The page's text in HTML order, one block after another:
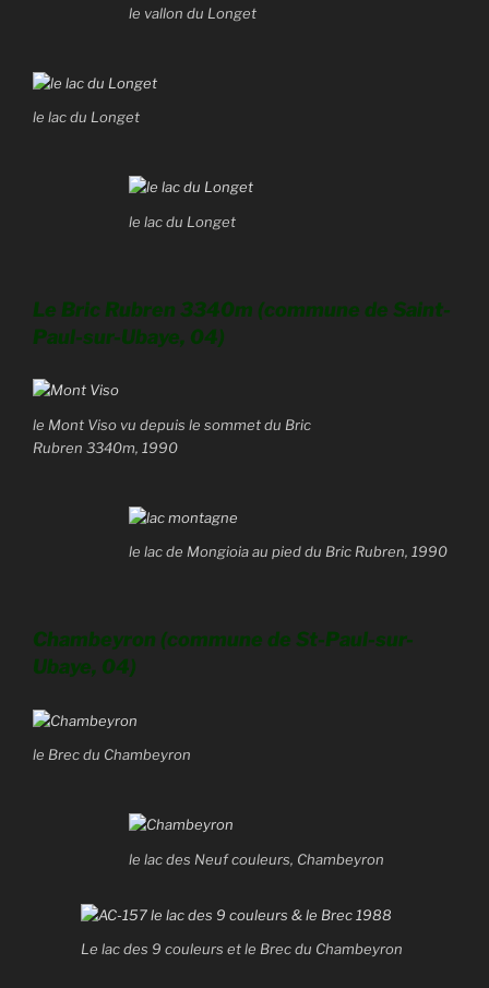
le vallon du Longet
le lac du Longet
le lac du Longet
Le Bric Rubren 3340m (commune de Saint-
Paul-sur-Ubaye, 04)
le Mont Viso vu depuis le sommet du Bric
Rubren 3340m, 1990
le lac de Mongioia au pied du Bric Rubren, 1990
Chambeyron (commune de St-Paul-sur-
Ubaye, 04)
le Brec du Chambeyron
le lac des Neuf couleurs, Chambeyron
Le lac des 9 couleurs et le Brec du Chambeyron